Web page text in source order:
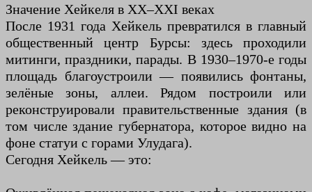
Значение Хейкеля в XX–XXI веках
После 1931 года Хейкель превратился в главный
общественный центр Бурсы: здесь проходили
митинги, праздники, парады. В 1930–1970-е годы
площадь благоустроили — появились фонтаны,
зелёные зоны, аллеи. Рядом построили или
реконструировали правительственные здания (в
том числе здание губернатора, которое видно на
фоне статуи с горами Улудага).
Сегодня Хейкель — это: